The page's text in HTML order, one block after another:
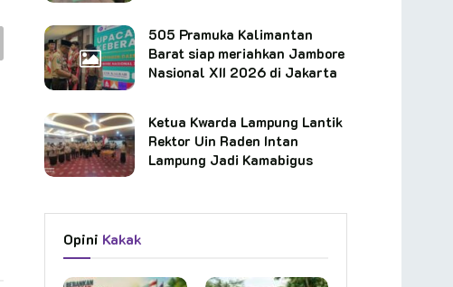
505 Pramuka Kalimantan
Barat siap meriahkan Jambore
Nasional XII 2026 di Jakarta
Ketua Kwarda Lampung Lantik
Rektor Uin Raden Intan
Lampung Jadi Kamabigus
Opini Kakak